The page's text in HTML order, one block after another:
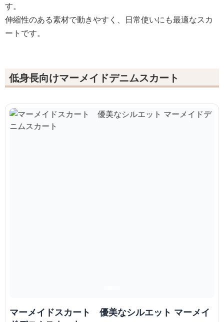
す。
伸縮性のある素材で動きやすく、日常使いにも最適なスカ
ートです。
低身長向けマーメイドデニムスカート
マーメイドスカート 優美なシルエット マーメイ